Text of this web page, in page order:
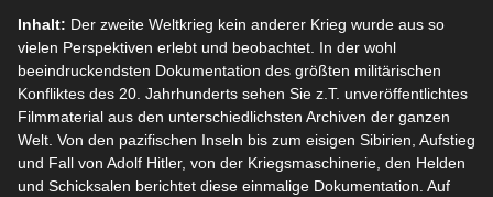
Inhalt: Der zweite Weltkrieg kein anderer Krieg wurde aus so
vielen Perspektiven erlebt und beobachtet. In der wohl
beeindruckendsten Dokumentation des größten militärischen
Konfliktes des 20. Jahrhunderts sehen Sie z.T. unveröffentlichtes
Filmmaterial aus den unterschiedlichsten Archiven der ganzen
Welt. Von den pazifischen Inseln bis zum eisigen Sibirien, Aufstieg
und Fall von Adolf Hitler, von der Kriegsmaschinerie, den Helden
und Schicksalen berichtet diese einmalige Dokumentation. Auf